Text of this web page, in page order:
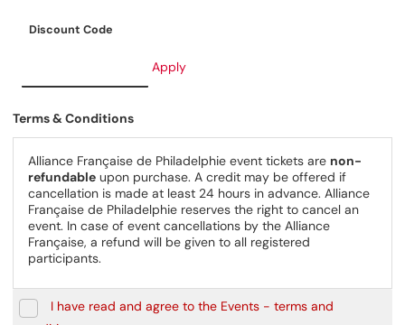
Discount Code
Apply
Terms & Conditions
Alliance Française de Philadelphie event tickets are non-
refundable upon purchase. A credit may be offered if
cancellation is made at least 24 hours in advance. Alliance
Française de Philadelphie reserves the right to cancel an
event. In case of event cancellations by the Alliance
Française, a refund will be given to all registered
participants.
I have read and agree to the Events - terms and